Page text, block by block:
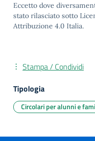
Eccetto dove
stato rilasciato sotto
Attribuzione 4.0 Italia.
Stampa / Condividi
Tipologia
Circolari per alunni e